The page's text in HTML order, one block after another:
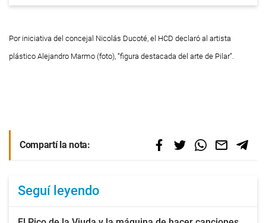
Por iniciativa del concejal Nicolás Ducoté, el HCD declaró al artista
plástico Alejandro Marmo (foto), “figura destacada del arte de Pilar”.
Compartí la nota:
Seguí leyendo